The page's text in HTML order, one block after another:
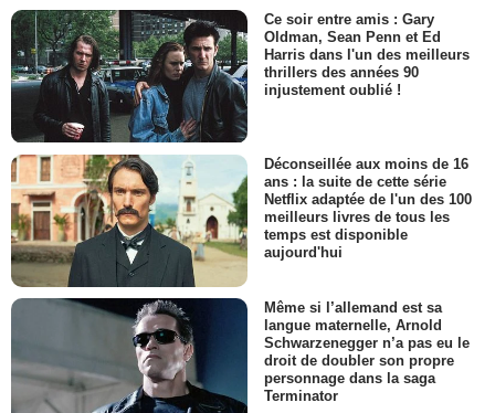
Ce soir entre amis : Gary
Oldman, Sean Penn et Ed
Harris dans l'un des meilleurs
thrillers des années 90
injustement oublié !
Déconseillée aux moins de 16
ans : la suite de cette série
Netflix adaptée de l'un des 100
meilleurs livres de tous les
temps est disponible
aujourd'hui
Même si l’allemand est sa
langue maternelle, Arnold
Schwarzenegger n’a pas eu le
droit de doubler son propre
personnage dans la saga
Terminator